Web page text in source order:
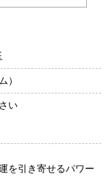
）
い
を引き寄せるパワー